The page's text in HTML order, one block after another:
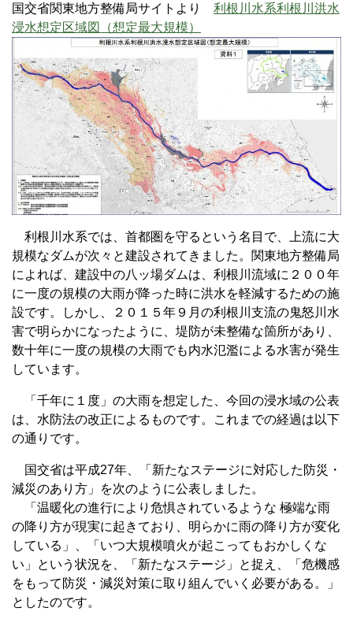
国交省関東地方整備局サイトより 利根川水系利根川洪水
浸水想定区域図（想定最大規模）
利根川水系では、首都圏を守るという名目で、上流に大
規模なダムが次々と建設されてきました。関東地方整備局
によれば、建設中の八ッ場ダムは、利根川流域に２００年
に一度の規模の大雨が降った時に洪水を軽減するための施
設です。しかし、２０１５年９月の利根川支流の鬼怒川水
害で明らかになったように、堤防が未整備な箇所があり、
数十年に一度の規模の大雨でも内水氾濫による水害が発生
しています。
「千年に１度」の大雨を想定した、今回の浸水域の公表
は、水防法の改正によるものです。これまでの経過は以下
の通りです。
国交省は平成27年、「新たなステージに対応した防災・
減災のあり方」を次のように公表しました。
「温暖化の進行により危惧されているような 極端な雨
の降り方が現実に起きており、明らかに雨の降り方が変化
している」、「いつ大規模噴火が起こってもおかしくな
い」という状況を、「新たなステージ」と捉え、「危機感
をもって防災・減災対策に取り組んでいく必要がある。」
としたのです。